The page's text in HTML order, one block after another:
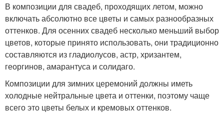
В композиции для свадеб, проходящих летом, можно
включать абсолютно все цветы и самых разнообразных
оттенков. Для осенних свадеб несколько меньший выбор
цветов, которые принято использовать, они традиционно
составляются из гладиолусов, астр, хризантем,
георгинов, амарантуса и солидаго.
Композиции для зимних церемоний должны иметь
холодные нейтральные цвета и оттенки, поэтому чаще
всего это цветы белых и кремовых оттенков.